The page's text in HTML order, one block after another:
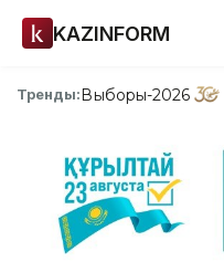
KAZINFORM
Тренды:Выборы-2026